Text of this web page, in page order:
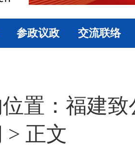
参政议政 交流联络
置： 福建致
> 正文